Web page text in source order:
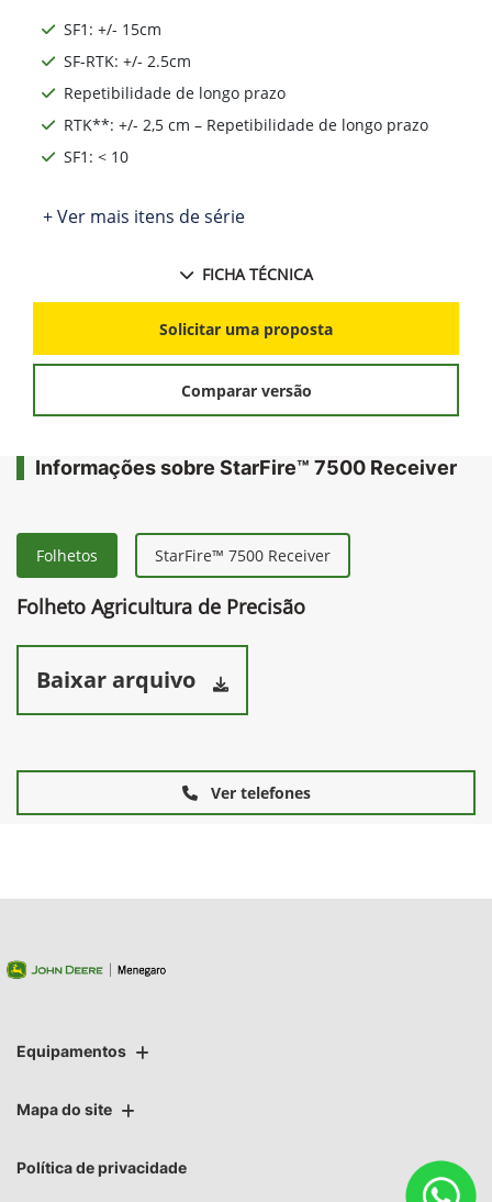
SF1: +/- 15cm
SF-RTK: +/- 2.5cm
Repetibilidade de longo prazo
RTK**: +/- 2,5 cm – Repetibilidade de longo prazo
SF1: < 10
+ Ver mais itens de série
FICHA TÉCNICA
Solicitar uma proposta
Comparar versão
Informações sobre StarFire™ 7500 Receiver
Folhetos StarFire™ 7500 Receiver
Folheto Agricultura de Precisão
Baixar arquivo
Ver telefones
Equipamentos
Mapa do site
Política de privacidade